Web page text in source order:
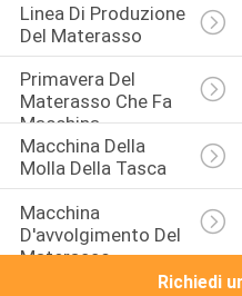
Linea Di Produzione
Del Materasso
Primavera Del
Materasso Che Fa
Macchina
Macchina Della
Molla Della Tasca
Macchina
D'avvolgimento Del
Materasso
Richiedi